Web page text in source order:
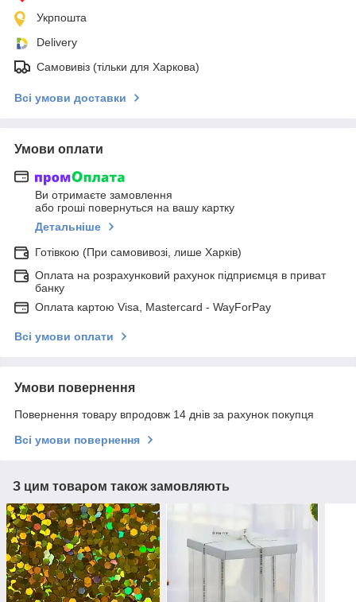
Укрпошта
Delivery
Самовивіз (тільки для Харкова)
Всі умови доставки
Умови оплати
Ви отримаєте замовлення
або гроші повернуться на вашу картку
Детальніше
Готівкою (При самовивозі, лише Харків)
Оплата на розрахунковий рахунок підприємця в приват
банку
Оплата картою Visa, Mastercard - WayForPay
Всі умови оплати
Умови повернення
Повернення товару впродовж 14 днів за рахунок покупця
Всі умови повернення
З цим товаром також замовляють